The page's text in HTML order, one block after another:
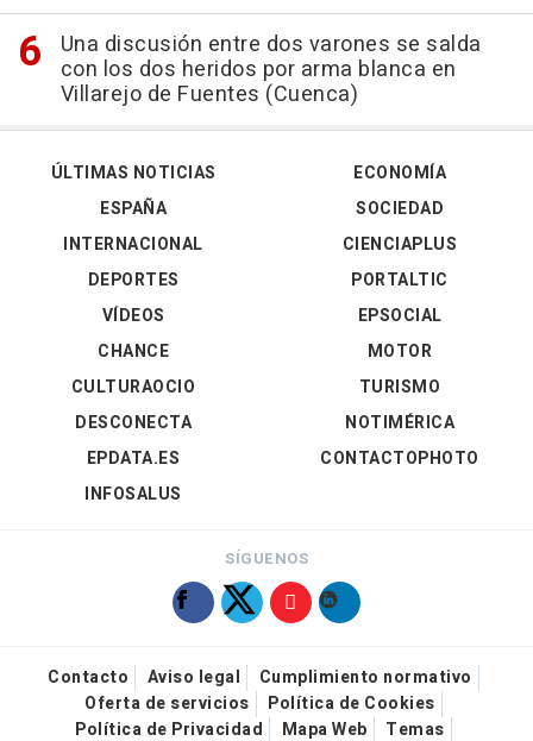
Una discusión entre dos varones se salda
con los dos heridos por arma blanca en
Villarejo de Fuentes (Cuenca)
ÚLTIMAS NOTICIAS
ESPAÑA
INTERNACIONAL
DEPORTES
VÍDEOS
ECONOMÍA
SOCIEDAD
CIENCIAPLUS
PORTALTIC
EPSOCIAL
CHANCE
CULTURAOCIO
DESCONECTA
EPDATA.ES
INFOSALUS
MOTOR
TURISMO
NOTIMÉRICA
CONTACTOPHOTO
SÍGUENOS
Contacto Aviso legal
Cumplimiento normativo
Oferta de servicios
Política de Cookies
Política de Privacidad
Mapa Web Temas